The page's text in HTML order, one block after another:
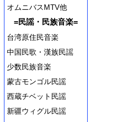
オムニバスMTV他
=民謡・民族音楽=
台湾原住民音楽
中国民歌・漢族民謡
少数民族音楽
蒙古モンゴル民謡
西蔵チベット民謡
新疆ウィグル民謡